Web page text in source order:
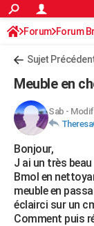
ACTUALITÉS
Politique
Société
Faits Divers
Education
Monde
Villes
+
FINANCE
Retraite
Impôts
Epargne
Immobilier
Risques naturels
Banque
Assurance
Crédit
AUTO
Essais
Réserver un essai
Citadines
Berlines
SUV
Forum auto
+HIGH-TECH
Mobiles
Meilleur smartphone
Internet
Ordinateurs
Jeux vidéo
Guide high-tech
+BRICOLAGE
Forum
Aménagement
Extérieur
Cuisine
Salle de bains
Jardinage
Rangement
WEEK-END
Forum Forum
Sujet
Meuble en
Sab -
Bonjour,
J ai un très
Bmol en
meuble en
éclairci sur un
Comment puis